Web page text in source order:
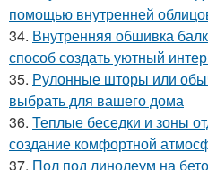
помощью внутренней
34. Внутренняя обшивка
способ создать уютный
35. Рулонные шторы или
выбрать для вашего дома
36. Теплые беседки и зоны
создание комфортной
37. Пол под линолеум на